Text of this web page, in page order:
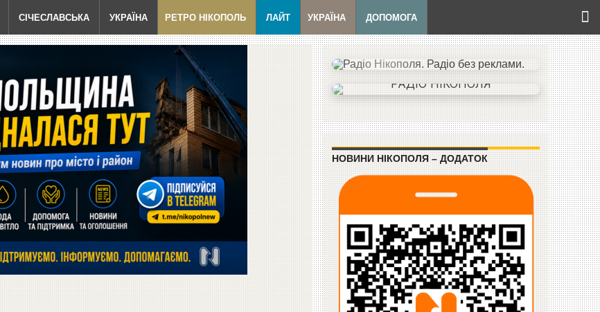
СІЧЕСЛАВСЬКА УКРАЇНА РЕТРО НІКОПОЛЬ ЛАЙТ УКРАЇНА ДОПОМОГА
НОВИНИ НІКОПОЛЯ – ДОДАТОК